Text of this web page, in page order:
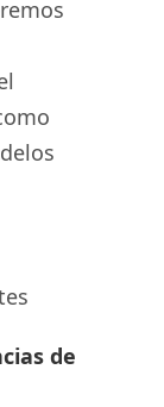
de